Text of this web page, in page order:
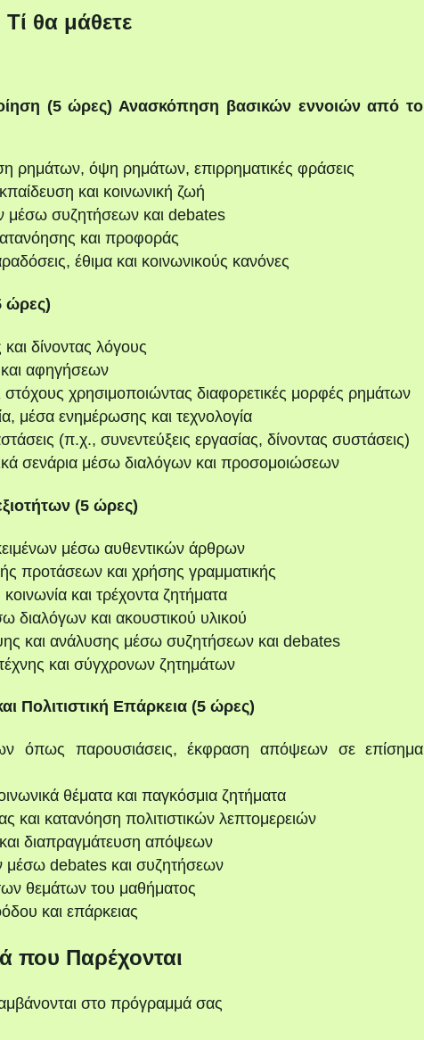
Τί θα μάθετε
(5 ώρες)Ανασκόπηση βασικών εννοιών από το
ρημάτων, όψη ρημάτων, επιρρηματικές φράσεις
και κοινωνική ζωή
μέσω συζητήσεων και debates
και προφοράς
έθιμα και κοινωνικούς κανόνες
ώρες)
δίνoντας λόγους
αφηγήσεων
στόχους χρησιμοποιώντας διαφορετικές μορφές ρημάτων
μέσα ενημέρωσης και τεχνολογία
(π.χ., συνεντεύξεις εργασίας, δίνoντας συστάσεις)
σενάρια μέσω διαλόγων και προσομοιώσεων
(5 ώρες)
μέσω αυθεντικών άρθρων
προτάσεων και χρήσης γραμματικής
και τρέχοντα ζητήματα
διαλόγων και ακουστικού υλικού
και ανάλυσης μέσω συζητήσεων και debates
και σύγχρονων ζητημάτων
Πολιτιστική Επάρκεια (5 ώρες)
όπως παρουσιάσεις, έκφραση απόψεων σε επίσημα
θέματα και παγκόσμια ζητήματα
και κατανόηση πολιτιστικών λεπτομερειών
διαπραγμάτευση απόψεων
μέσω debates και συζητήσεων
θεμάτων του μαθήματος
και επάρκειας
που Παρέχονται
στο πρόγραμμά σας